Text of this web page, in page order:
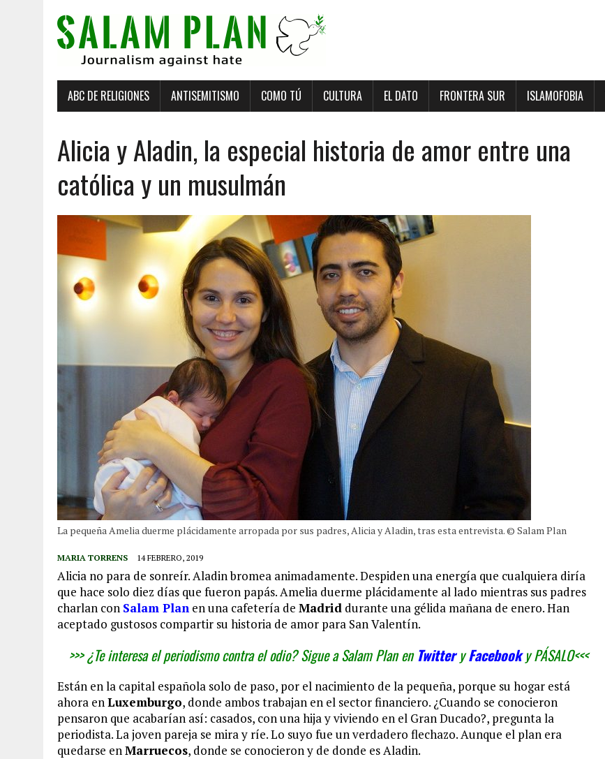
ABC DE RELIGIONES ANTISEMITISMO COMO TÚ CULTURA EL DATO FRONTERA SUR ISLAMOFOBIA
Alicia y Aladin, la especial historia de amor entre una
católica y un musulmán
La pequeña Amelia duerme plácidamente arropada por sus padres, Alicia y Aladin, tras esta entrevista. © Salam Plan
MARIA TORRENS 14 FEBRERO, 2019
Alicia no para de sonreír. Aladin bromea animadamente. Despiden una energía que cualquiera diría
que hace solo diez días que fueron papás. Amelia duerme plácidamente al lado mientras sus padres
charlan con Salam Plan en una cafetería de Madrid durante una gélida mañana de enero. Han
aceptado gustosos compartir su historia de amor para San Valentín.
>>> ¿Te interesa el periodismo contra el odio? Sigue a Salam Plan enTwitteryFacebooky PÁSALO<<<
Están en la capital española solo de paso, por el nacimiento de la pequeña, porque su hogar está
ahora enLuxemburgo, donde ambos trabajan en el sector financiero. ¿Cuando se conocieron
pensaron que acabarían así: casados, con una hija y viviendo en el Gran Ducado?, pregunta la
periodista. La joven pareja se mira y ríe. Lo suyo fue un verdadero flechazo. Aunque el plan era
quedarse enMarruecos, donde se conocieron y de donde es Aladin.